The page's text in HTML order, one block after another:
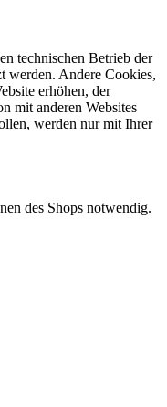
technischen Betrieb der
werden. Andere Cookies,
erhöhen, der
mit anderen Websites
werden nur mit Ihrer
des Shops notwendig.